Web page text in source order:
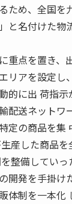
ため、全国を
と名付けた
重点を置き、
リアを設定
的に出 荷指示
配送ネットワ
定の商品を集
産した商品
整備していっ
開発を手掛け
体制を一本